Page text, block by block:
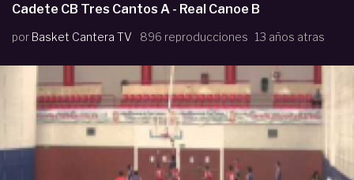
Cadete CB Tres Cantos A - Real Canoe B
por Basket Cantera TV 896 reproducciones 13 años atras